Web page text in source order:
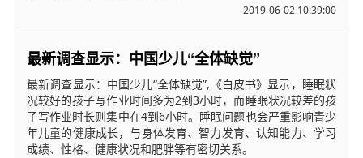
2019-06-02 10:39:00
最新调查显示：中国少儿“全体缺觉”
最新调查显示：中国少儿“全体缺觉”,《白皮书》显示，睡眠状
况较好的孩子写作业时间多为2到3小时，而睡眠状况较差的孩
子写作业时长则集中在4到6小时。睡眠问题也会严重影响青少
年儿童的健康成长，与身体发育、智力发育、认知能力、学习
成绩、性格、健康状况和肥胖等有密切关系。